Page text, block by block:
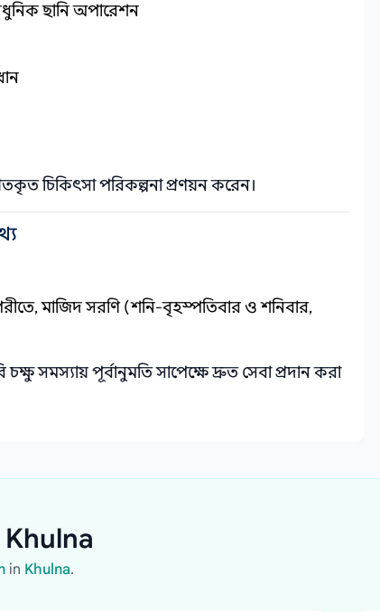
ছানি অপারেশন
চিকিৎসা পরিকল্পনা প্রণয়ন করেন।
মাজিদ সরণি (শনি-বৃহস্পতিবার ও শনিবার,
সমস্যায় পূর্বানুমতি সাপেক্ষে দ্রুত সেবা প্রদান করা
in Khulna.